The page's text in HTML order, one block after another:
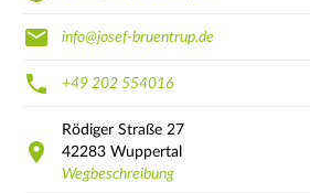
info@josef-bruentrup.de
+49 202 554016
Rödiger Straße 27
42283 Wuppertal
Wegbeschreibung